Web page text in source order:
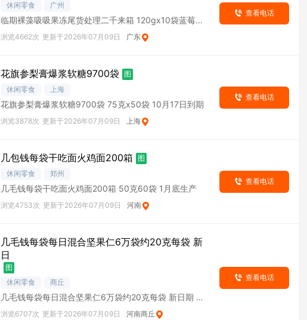
休闲零食
广州
临期裸藻吸吸果冻尾货处理二千来箱 120gx10袋蓝莓和
水蜜桃味 10月到期
浏览4662次 更新于2026年07月09日 广东
查看电话
花旗参梨膏爆浆软糖9700袋
图
休闲零食
上海
花旗参梨膏爆浆软糖9700袋 75克x50袋 10月17日到期
浏览3878次 更新于2026年07月09日 上海
查看电话
几包钱每袋干吃面火鸡面200箱
图
休闲零食
郑州
几毛钱每袋干吃面火鸡面200箱 50克60袋 1月底生产
浏览4753次 更新于2026年07月09日 河南
查看电话
几毛钱每袋每日混合坚果仁6万袋约20克每袋 新
日
图
休闲零食
商丘
几毛钱每袋每日混合坚果仁6万袋约20克每袋 新日期 河
南提货
浏览6707次 更新于2026年07月09日 河南商丘
查看电话